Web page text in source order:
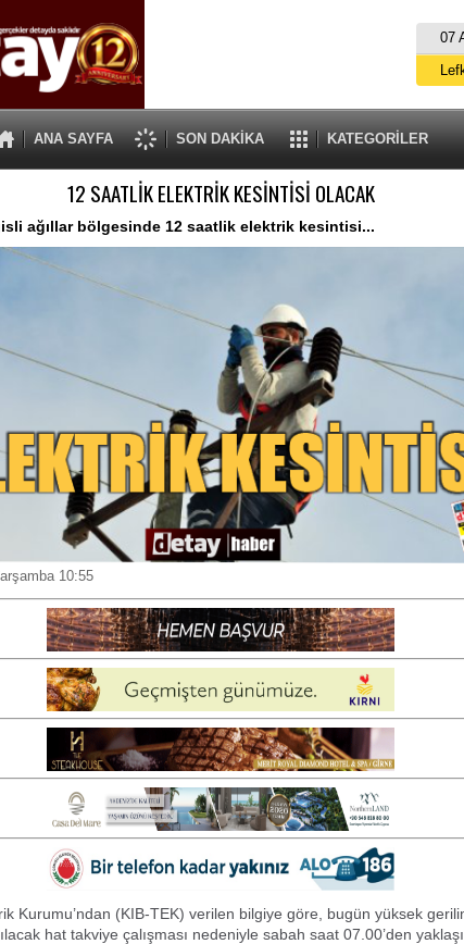
07
ANA SAYFA SON DAKİKA KATEGORİLER
12 SAATLİK ELEKTRİK KESİNTİSİ OLACAK
ağıllar bölgesinde 12 saatlik elektrik kesintisi...
10:55
Kurumu’ndan (KIB-TEK) verilen bilgiye göre, bugün yüksek
hat takviye çalışması nedeniyle sabah saat 07.00’den